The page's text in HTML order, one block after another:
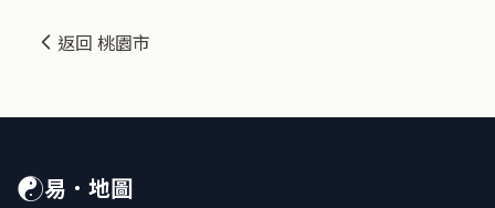
返回 桃園市
☯易．地圖